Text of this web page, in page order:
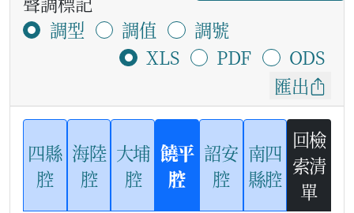
調型
調值
調號
XLS
PDF
ODS
匯出
四縣
腔
海陸
腔
大埔
腔
饒平
腔
詔安
腔
南四
縣腔
回檢
索清
單